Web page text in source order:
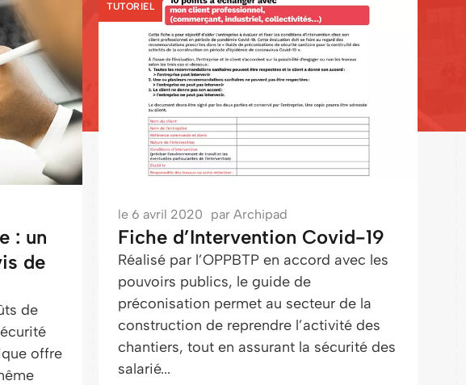
: un
de
de
offre
TUTORIEL
le 6 avril 2020 par Archipad
Fiche d’Intervention Covid-19
Réalisé par l’OPPBTP en accord avec les
pouvoirs publics, le guide de
préconisation permet au secteur de la
construction de reprendre l’activité des
chantiers, tout en assurant la sécurité des
salarié...